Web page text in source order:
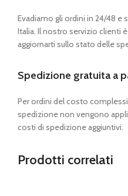
Evadiamo gli ordini in 24/48 e
Italia. Il nostro servizio clienti
aggiornarti sullo stato delle
Spedizione gratuita a
Per ordini del costo
spedizione non vengono
costi di spedizione aggiuntivi.
Prodotti correlati